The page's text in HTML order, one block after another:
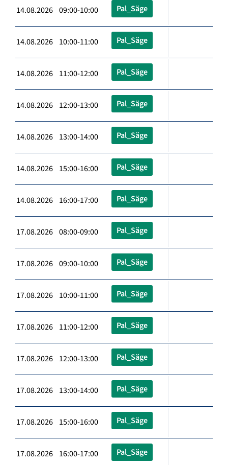
14.08.2026 09:00-10:00 Pal_Säge
14.08.2026 10:00-11:00 Pal_Säge
14.08.2026 11:00-12:00 Pal_Säge
14.08.2026 12:00-13:00 Pal_Säge
14.08.2026 13:00-14:00 Pal_Säge
14.08.2026 15:00-16:00 Pal_Säge
14.08.2026 16:00-17:00 Pal_Säge
17.08.2026 08:00-09:00 Pal_Säge
17.08.2026 09:00-10:00 Pal_Säge
17.08.2026 10:00-11:00 Pal_Säge
17.08.2026 11:00-12:00 Pal_Säge
17.08.2026 12:00-13:00 Pal_Säge
17.08.2026 13:00-14:00 Pal_Säge
17.08.2026 15:00-16:00 Pal_Säge
17.08.2026 16:00-17:00 Pal_Säge